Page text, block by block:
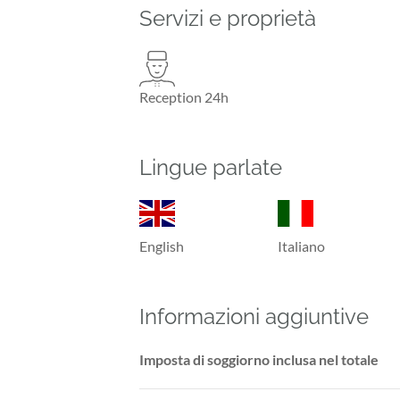
Servizi e proprietà
Reception 24h
Lingue parlate
English Italiano
Informazioni aggiuntive
Imposta di soggiorno inclusa nel totale